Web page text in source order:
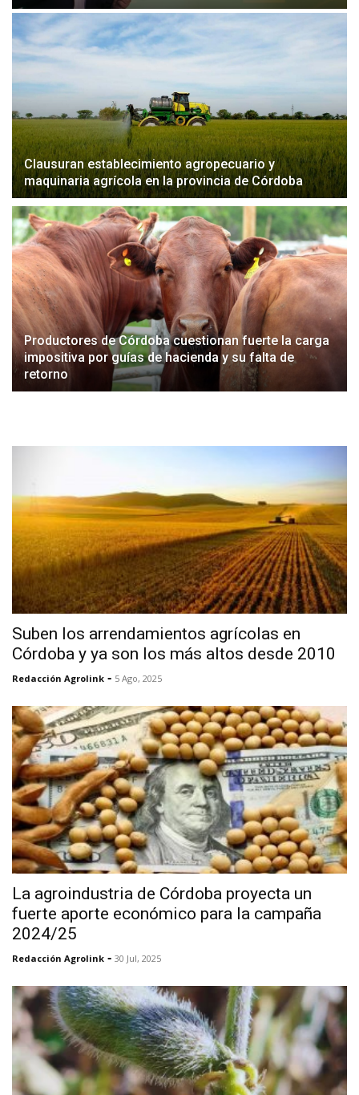
Clausuran establecimiento agropecuario y
maquinaria agrícola en la provincia de Córdoba
Productores de Córdoba cuestionan fuerte la carga
impositiva por guías de hacienda y su falta de
retorno
Suben los arrendamientos agrícolas en
Córdoba y ya son los más altos desde 2010
Redacción Agrolink - 5 Ago, 2025
La agroindustria de Córdoba proyecta un
fuerte aporte económico para la campaña
2024/25
Redacción Agrolink - 30 Jul, 2025